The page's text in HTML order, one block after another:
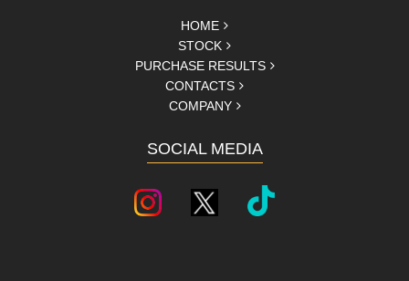
HOME
STOCK
PURCHASE RESULTS
CONTACTS
COMPANY
SOCIAL MEDIA